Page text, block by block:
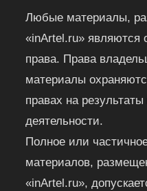
Любые материалы,
«inArtel.ru» являются
права. Права
материалы
правах на
деятельности.
Полное или
материалов,
«inArtel.ru»,